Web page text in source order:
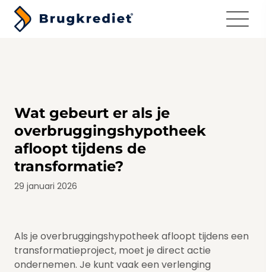
Menu
Wat gebeurt er als je
overbruggingshypotheek
afloopt tijdens de
transformatie?
29 januari 2026
Als je overbruggingshypotheek afloopt tijdens een
transformatieproject, moet je direct actie
ondernemen. Je kunt vaak een verlenging